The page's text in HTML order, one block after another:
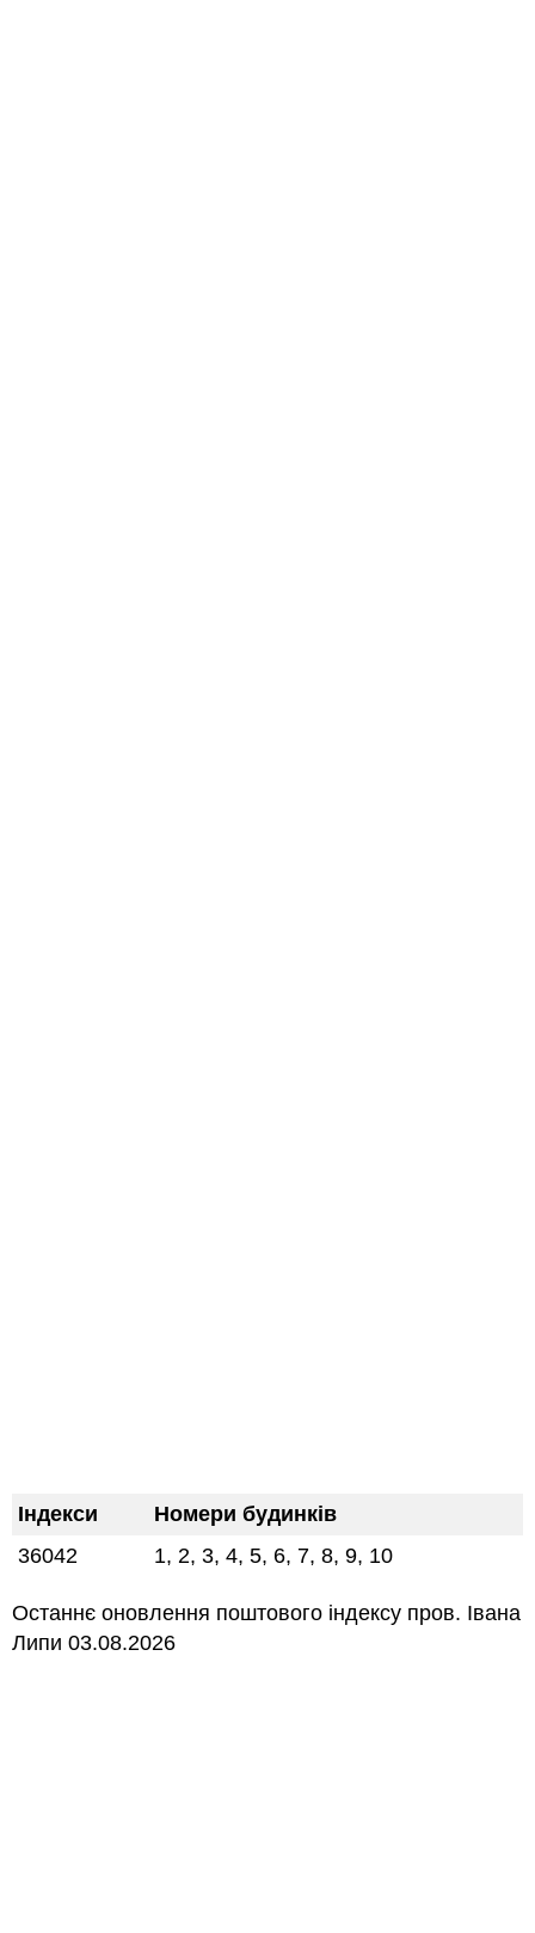
Індекси
Номери будинків
36042
1, 2, 3, 4, 5, 6, 7, 8, 9, 10
Останнє оновлення поштового індексу пров. Івана
Липи 03.08.2026